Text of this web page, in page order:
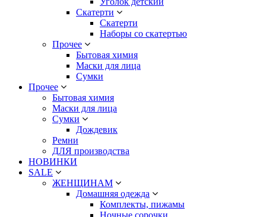
Скатерти
Скатерти
Наборы со скатертью
Прочее
Бытовая химия
Маски для лица
Сумки
Прочее
Бытовая химия
Маски для лица
Сумки
Дождевик
Ремни
ДЛЯ производства
НОВИНКИ
SALE
ЖЕНЩИНАМ
Домашняя одежда
Комплекты, пижамы
Ночные сорочки